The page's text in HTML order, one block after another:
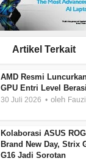
Artikel Terkait
AMD Resmi
GPU Entri Level
30 Juli 2026 oleh
Kolaborasi ASUS
Brand New Day, Strix
G16 Jadi Sorotan